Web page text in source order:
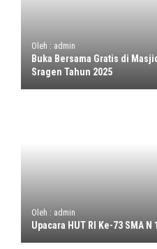
Oleh : admin
Buka Bersama Gratis di
Sragen Tahun 2025
Oleh : admin
Upacara HUT RI Ke-73 SMA N